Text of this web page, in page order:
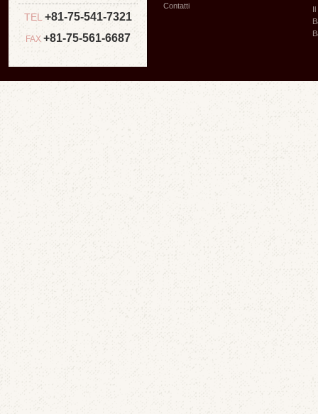
TEL +81-75-541-7321
FAX +81-75-561-6687
Contatti
Il